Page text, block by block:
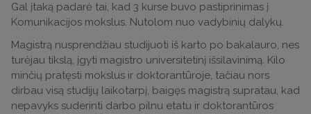
Gal įtaką padarė tai, kad 3 kurse buvo pastiprinimas į
Komunikacijos mokslus. Nutolom nuo vadybinių dalykų.
Magistrą nusprendžiau studijuoti iš karto po bakalauro, nes
turėjau tikslą, įgyti magistro universitetinį išsilavinimą. Kilo
minčių pratęsti mokslus ir doktorantūroje, tačiau nors
dirbau visą studijų laikotarpį, baigęs magistrą supratau, kad
nepavyks suderinti darbo pilnu etatu ir doktorantūros